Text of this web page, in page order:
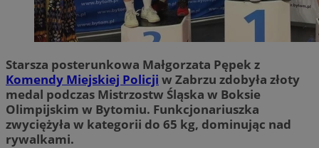
Starsza posterunkowa Małgorzata Pępek z
Komendy Miejskiej Policji w Zabrzu zdobyła złoty
medal podczas Mistrzostw Śląska w Boksie
Olimpijskim w Bytomiu. Funkcjonariuszka
zwyciężyła w kategorii do 65 kg, dominując nad
rywalkami.